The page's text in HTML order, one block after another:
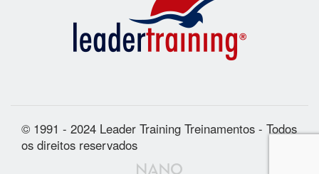
© 1991 - 2024 Leader Training Treinamentos - Todos
os direitos reservados